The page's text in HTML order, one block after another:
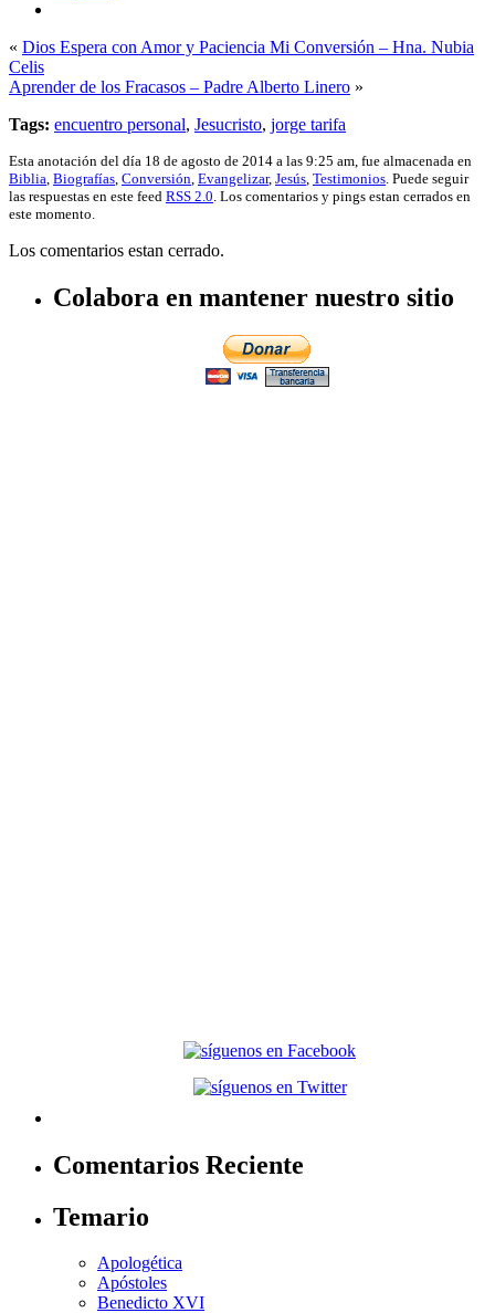
« Dios Espera con Amor y Paciencia Mi Conversión – Hna. Nubia
Celis
Aprender de los Fracasos – Padre Alberto Linero »
Tags: encuentro personal, Jesucristo, jorge tarifa
Esta anotación del día 18 de agosto de 2014 a las 9:25 am, fue almacenada en
Biblia Biografías Conversión Evangelizar, Jesús Testimonios . Puede seguir
las respuestas en este feed RSS 2.0 . Los comentarios y pings estan cerrados en
este momento.
Los comentarios estan cerrado.
Colabora en mantener nuestro sitio
Comentarios Reciente
Temario
Apologética
Apóstoles
Benedicto XVI